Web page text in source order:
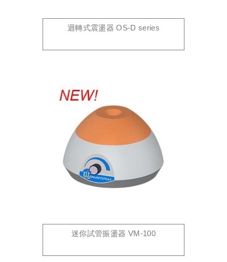
迴轉式震盪器 OS-D series
迷你試管振盪器 VM-100